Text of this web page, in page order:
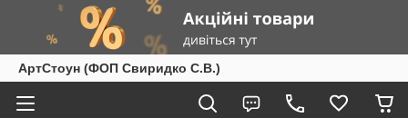
АртСтоун (ФОП Свиридко С.В.)